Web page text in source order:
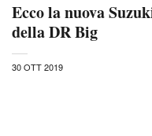
Ecco la nuova
della DR Big
30 OTT 2019